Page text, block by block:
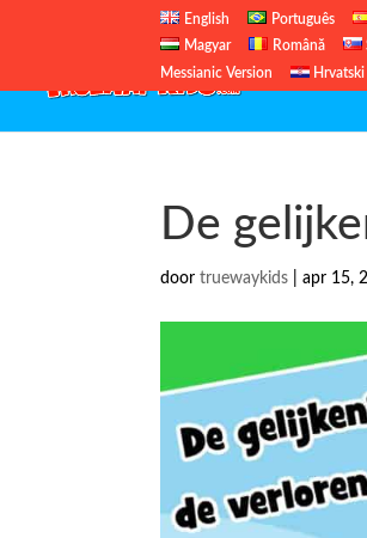
English Português
Magyar
Română
Messianic Version
Hrvatski
De
doortruewaykids |apr 15,